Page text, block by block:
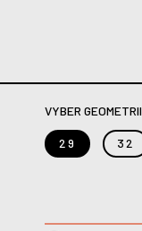
VYBER GEOMETRII
29 32